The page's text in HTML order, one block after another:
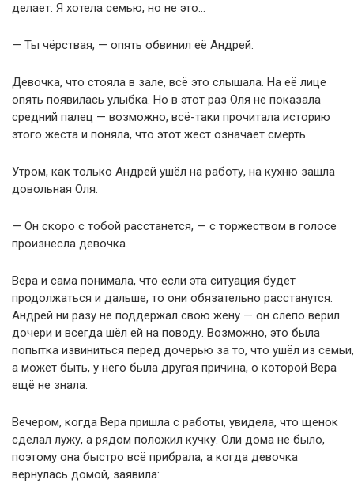
делает. Я хотела семью, но не это…
— Ты чёрствая, — опять обвинил её Андрей.
Девочка, что стояла в зале, всё это слышала. На её лице
опять появилась улыбка. Но в этот раз Оля не показала
средний палец — возможно, всё-таки прочитала историю
этого жеста и поняла, что этот жест означает смерть.
Утром, как только Андрей ушёл на работу, на кухню зашла
довольная Оля.
— Он скоро с тобой расстанется, — с торжеством в голосе
произнесла девочка.
Вера и сама понимала, что если эта ситуация будет
продолжаться и дальше, то они обязательно расстанутся.
Андрей ни разу не поддержал свою жену — он слепо верил
дочери и всегда шёл ей на поводу. Возможно, это была
попытка извиниться перед дочерью за то, что ушёл из семьи,
а может быть, у него была другая причина, о которой Вера
ещё не знала.
Вечером, когда Вера пришла с работы, увидела, что щенок
сделал лужу, а рядом положил кучку. Оли дома не было,
поэтому она быстро всё прибрала, а когда девочка
вернулась домой, заявила: